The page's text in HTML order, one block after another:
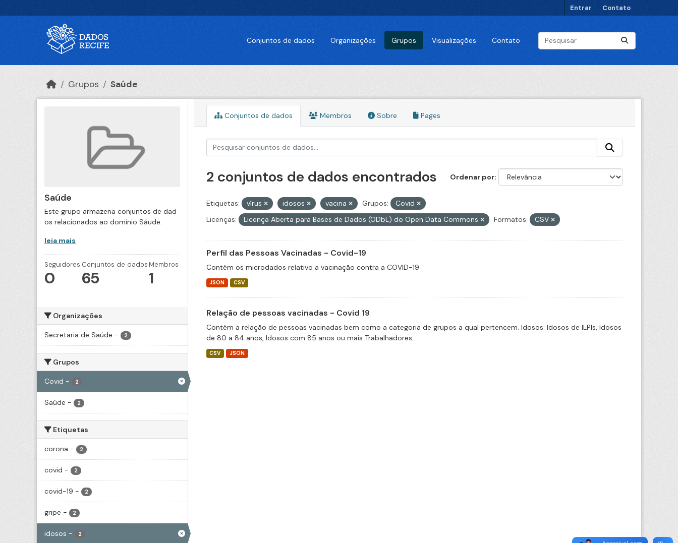
Entrar Contato
Conjuntos de dados Organizações Grupos Visualizações Contato
Grupos Saúde
Saúde
Este grupo armazena conjuntos de dad
os relacionados ao domínio Sáude.
leia mais
Seguidores
0
Conjuntos de dados
65
Membros
1
Organizações
Secretaria de Saúde - 2
Grupos
Covid - 2
Saúde - 2
Etiquetas
corona - 2
covid - 2
covid-19 - 2
gripe - 2
idosos - 2
Conjuntos de dados Membros Sobre Pages
Ordenar por
2 conjuntos de dados encontrados
Etiquetas: vírus idosos vacina Grupos:
Covid
Licenças:
Licença Aberta para Bases de Dados (ODbL) do Open Data Commons Formatos: CSV
Perfil das Pessoas Vacinadas - Covid-19
Contém os microdados relativo a vacinação contra a COVID-19
JSON CSV
Relação de pessoas vacinadas - Covid 19
Contém a relação de pessoas vacinadas bem como a categoria de grupos a qual pertencem. Idosos: Idosos de ILPIs, Idosos
de 80 a 84 anos, Idosos com 85 anos ou mais Trabalhadores...
CSV JSON